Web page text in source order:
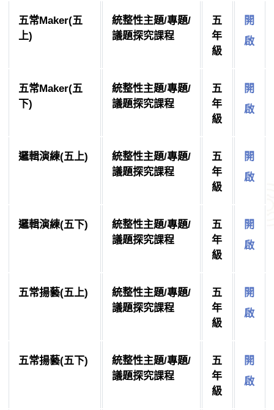
五常Maker(五
上)
統整性主題/專題/
議題探究課程
五
年
級
開
啟
五常Maker(五
下)
統整性主題/專題/
議題探究課程
五
年
級
開
啟
邏輯演練(五上)
統整性主題/專題/
議題探究課程
五
年
級
開
啟
邏輯演練(五下)
統整性主題/專題/
議題探究課程
五
年
級
開
啟
五常揚藝(五上)
統整性主題/專題/
議題探究課程
五
年
級
開
啟
五常揚藝(五下)
統整性主題/專題/
議題探究課程
五
年
級
開
啟